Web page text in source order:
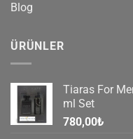
Blog
ÜRÜNLER
Tiaras For
ml Set
780,00₺